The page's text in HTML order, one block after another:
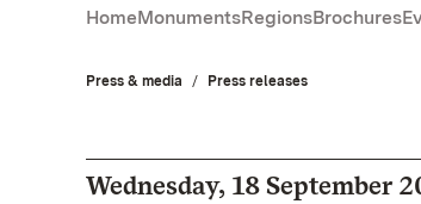
HomeMonumentsRegionsBrochures
Press & media Press releases
Wednesday, 18 September